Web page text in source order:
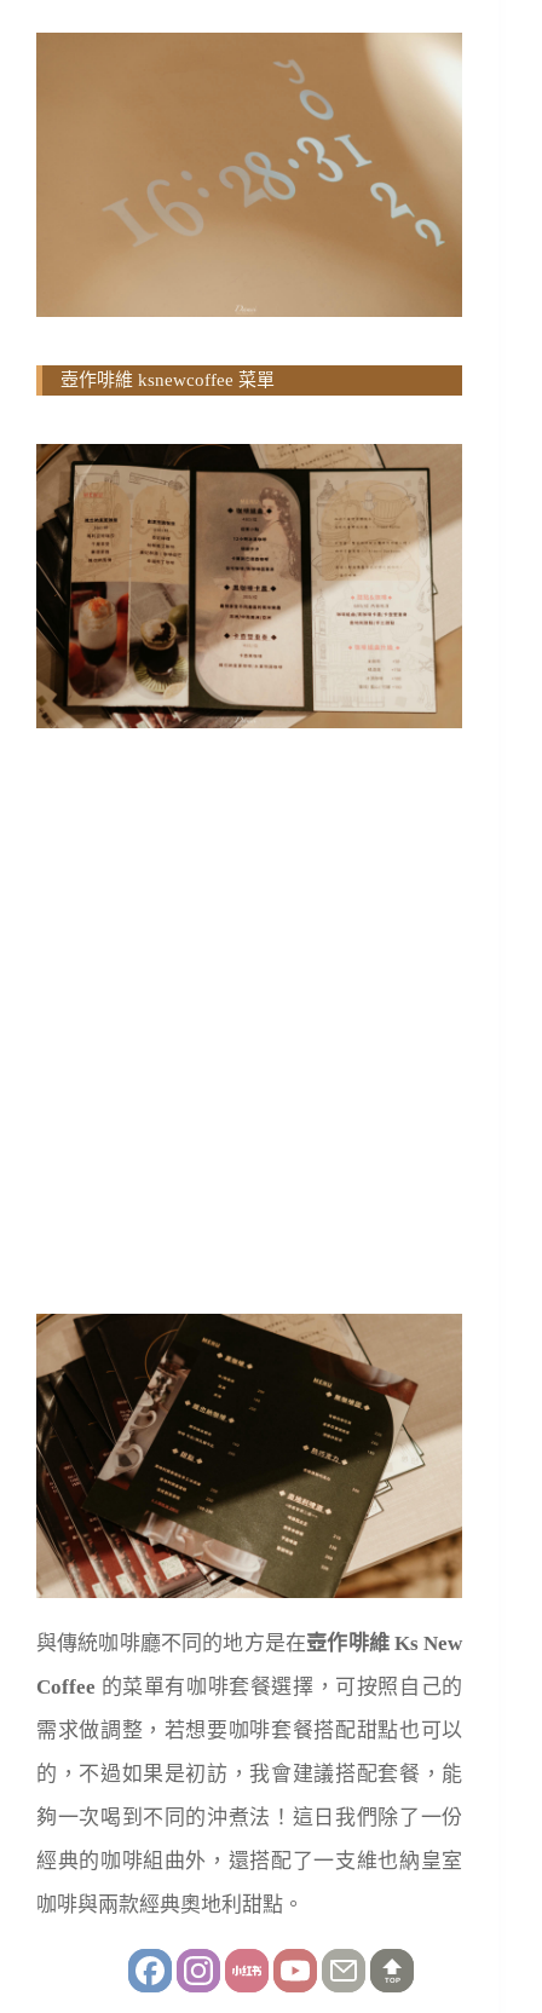
壺作啡維 ksnewcoffee 菜單
與傳統咖啡廳不同的地方是在壺作啡維 Ks New
Coffee 的菜單有咖啡套餐選擇，可按照自己的
需求做調整，若想要咖啡套餐搭配甜點也可以
的，不過如果是初訪，我會建議搭配套餐，能
夠一次喝到不同的沖煮法！這日我們除了一份
經典的咖啡組曲外，還搭配了一支維也納皇室
咖啡與兩款經典奧地利甜點。
TOP